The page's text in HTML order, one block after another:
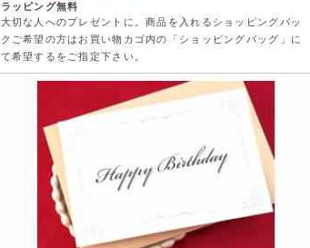
ラッピング無料
大切な人へのプレゼントに。商品を入れるショッピングバッ
クご希望の方はお買い物カゴ内の「ショッピングバッグ」に
て希望するをご指定下さい。